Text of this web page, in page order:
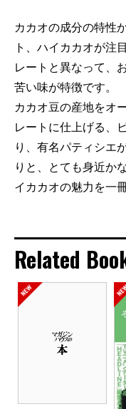
カカオの成分の特性
ト、ハイカカオが注
レートと異なって、
苦い味が特徴です。
カカオ豆の産地をオ
レートに仕上げる、
り、有名パティシエ
りと、とても身近か
イカカオの魅力を一
Related